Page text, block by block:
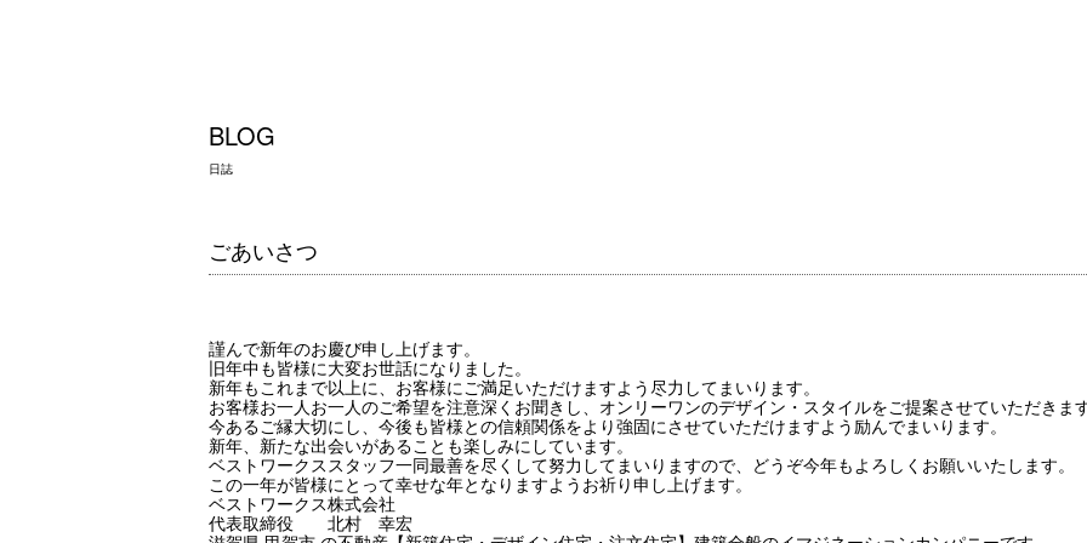
BLOG
日誌
ごあいさつ
謹んで新年のお慶び申し上げます。
旧年中も皆様に大変お世話になりました。
新年もこれまで以上に、お客様にご満足いただけますよう尽力してまいります。
お客様お一人お一人のご希望を注意深くお聞きし、オンリーワンのデザイン・スタイルをご提案させていただきます
今あるご縁大切にし、今後も皆様との信頼関係をより強固にさせていただけますよう励んでまいります。
新年、新たな出会いがあることも楽しみにしています。
ベストワークススタッフ一同最善を尽くして努力してまいりますので、どうぞ今年もよろしくお願いいたします。
この一年が皆様にとって幸せな年となりますようお祈り申し上げます。
ベストワークス株式会社
代表取締役 北村 幸宏